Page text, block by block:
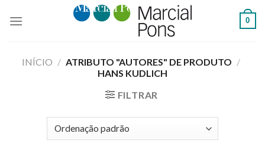
0
INÍCIO / ATRIBUTO "AUTORES" DE PRODUTO /
HANS KUDLICH
FILTRAR